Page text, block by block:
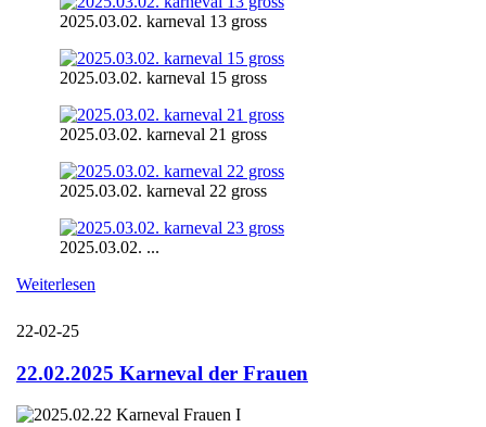
2025.03.02. karneval 13 gross
2025.03.02. karneval 15 gross
2025.03.02. karneval 21 gross
2025.03.02. karneval 22 gross
2025.03.02. ...
Weiterlesen
22-02-25
22.02.2025 Karneval der Frauen